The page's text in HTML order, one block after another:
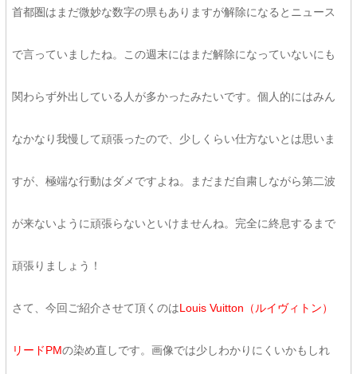
首都圏はまだ微妙な数字の県もありますが解除になるとニュース
で言っていましたね。この週末にはまだ解除になっていないにも
関わらず外出している人が多かったみたいです。個人的にはみん
なかなり我慢して頑張ったので、少しくらい仕方ないとは思いま
すが、極端な行動はダメですよね。まだまだ自粛しながら第二波
が来ないように頑張らないといけませんね。完全に終息するまで
頑張りましょう！
さて、今回ご紹介させて頂くのはLouis Vuitton（ルイヴィトン）
リードPMの染め直しです。画像では少しわかりにくいかもしれ